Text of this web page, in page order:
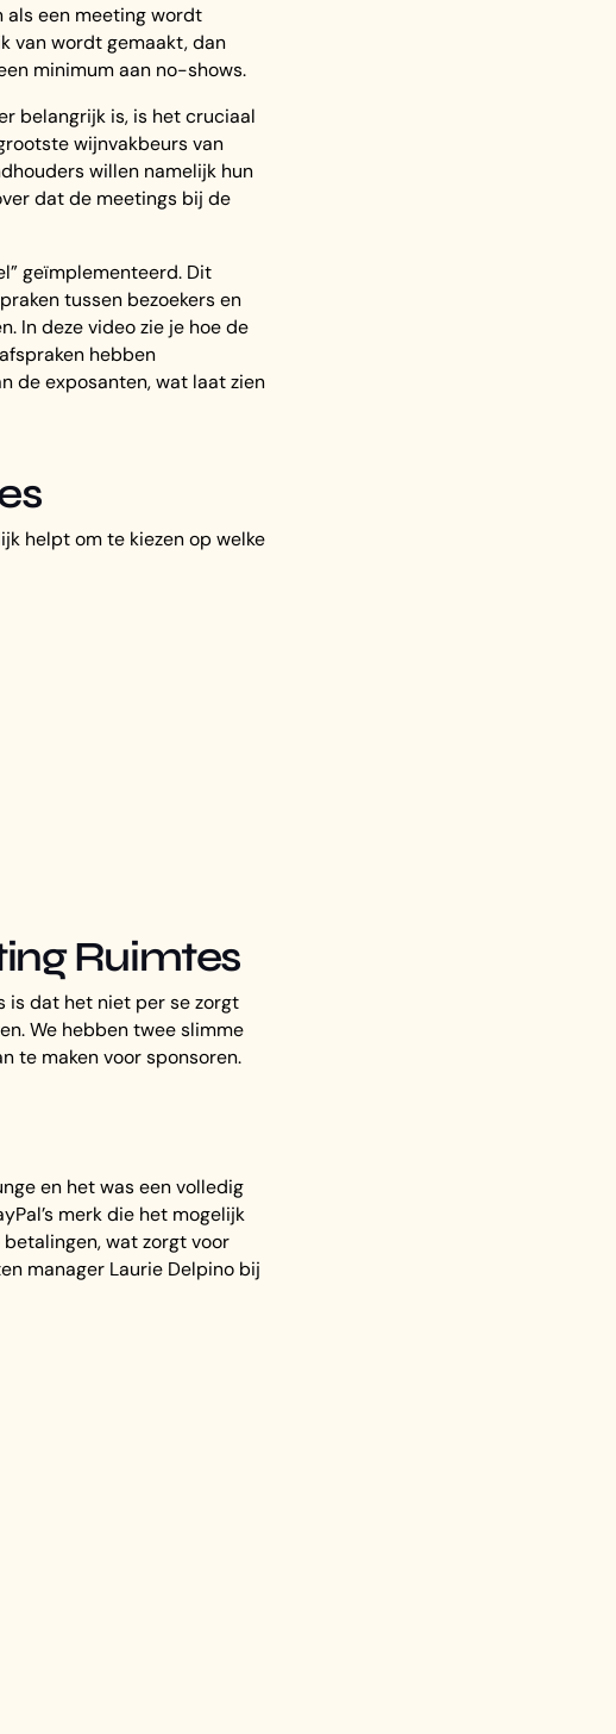
een meeting wordt
van wordt gemaakt, dan
minimum aan no-shows.
belangrijk is, is het cruciaal
wijnvakbeurs van
willen namelijk hun
dat de meetings bij de
geïmplementeerd. Dit
tussen bezoekers en
In deze video zie je hoe de
hebben
de exposanten, wat laat zien
helpt om te kiezen op welke
Ruimtes
is dat het niet per se zorgt
We hebben twee slimme
te maken voor sponsoren.
en het was een volledig
merk die het mogelijk
wat zorgt voor
manager Laurie Delpino bij